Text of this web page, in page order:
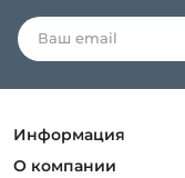
Информация
Политика
О компании